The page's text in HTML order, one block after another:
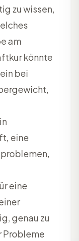
zu wissen,
am
könnte
bei
eine
eine
genau zu
Probleme